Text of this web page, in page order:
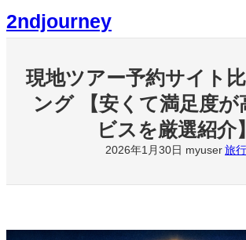
内
容
2ndjourney
現地ツアー予約サイト
ング 【安くて満足度が
ビスを厳選紹介】
2026年1月30日 myuser 旅行